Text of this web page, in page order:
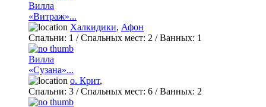
Вилла
«Витраж»...
Халкидики, Афон
Спальни: 1 / Спальных мест: 2 /Ванных: 1
Вилла
«Сузана»...
о. Крит,
Спальни: 3 / Спальных мест: 6 /Ванных: 2